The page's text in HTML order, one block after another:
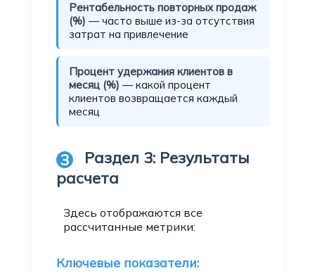
Рентабельность повторных продаж
(%) — часто выше из-за отсутствия
затрат на привлечение
Процент удержания клиентов в
месяц (%) — какой процент
клиентов возвращается каждый
месяц
3
Раздел 3: Результаты
расчета
Здесь отображаются все
рассчитанные метрики:
Ключевые показатели: